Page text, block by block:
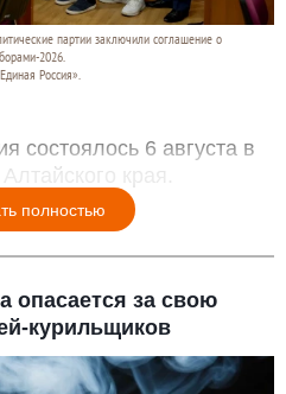
партии заключили соглашение о
2026.
Россия».
состоялось 6 августа в
края.
полностью
опасается за свою
курильщиков